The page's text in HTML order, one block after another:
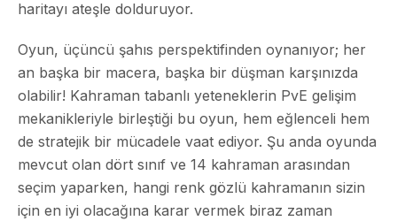
haritayı ateşle dolduruyor.
Oyun, üçüncü şahıs perspektifinden oynanıyor; her
an başka bir macera, başka bir düşman karşınızda
olabilir! Kahraman tabanlı yeteneklerin PvE gelişim
mekanikleriyle birleştiği bu oyun, hem eğlenceli hem
de stratejik bir mücadele vaat ediyor. Şu anda oyunda
mevcut olan dört sınıf ve 14 kahraman arasından
seçim yaparken, hangi renk gözlü kahramanın sizin
için en iyi olacağına karar vermek biraz zaman